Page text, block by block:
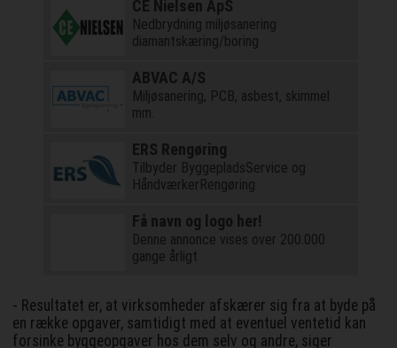
CE Nielsen ApS
Nedbrydning miljøsanering
diamantskæring/boring
ABVAC A/S
Miljøsanering, PCB, asbest, skimmel
mm.
ERS Rengøring
Tilbyder ByggepladsService og
HåndværkerRengøring
Få navn og logo her!
Denne annonce vises over 200.000
gange årligt
- Resultatet er, at virksomheder afskærer sig fra at byde på
en række opgaver, samtidigt med at eventuel ventetid kan
forsinke byggeopgaver hos dem selv og andre, siger